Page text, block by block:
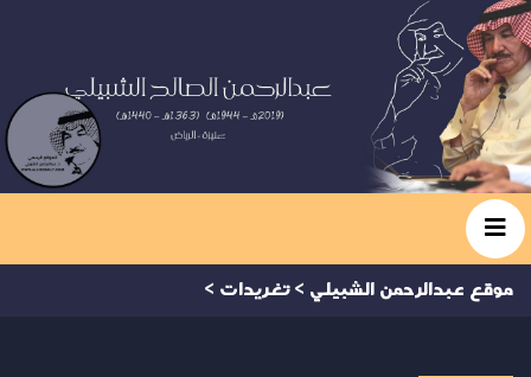
موقع عبدالرحمن الشبيلي > تغريدات >